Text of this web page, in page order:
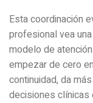
Esta coordinación
profesional vea
modelo de
empezar de cero
continuidad, da
decisiones clínicas